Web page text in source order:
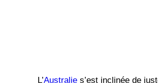
L’Australies’est inclinée de